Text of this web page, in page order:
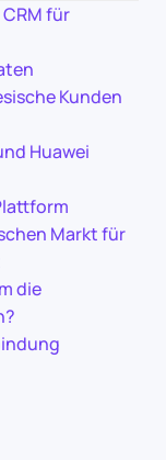
für
Kunden
Huawei
Markt für
die